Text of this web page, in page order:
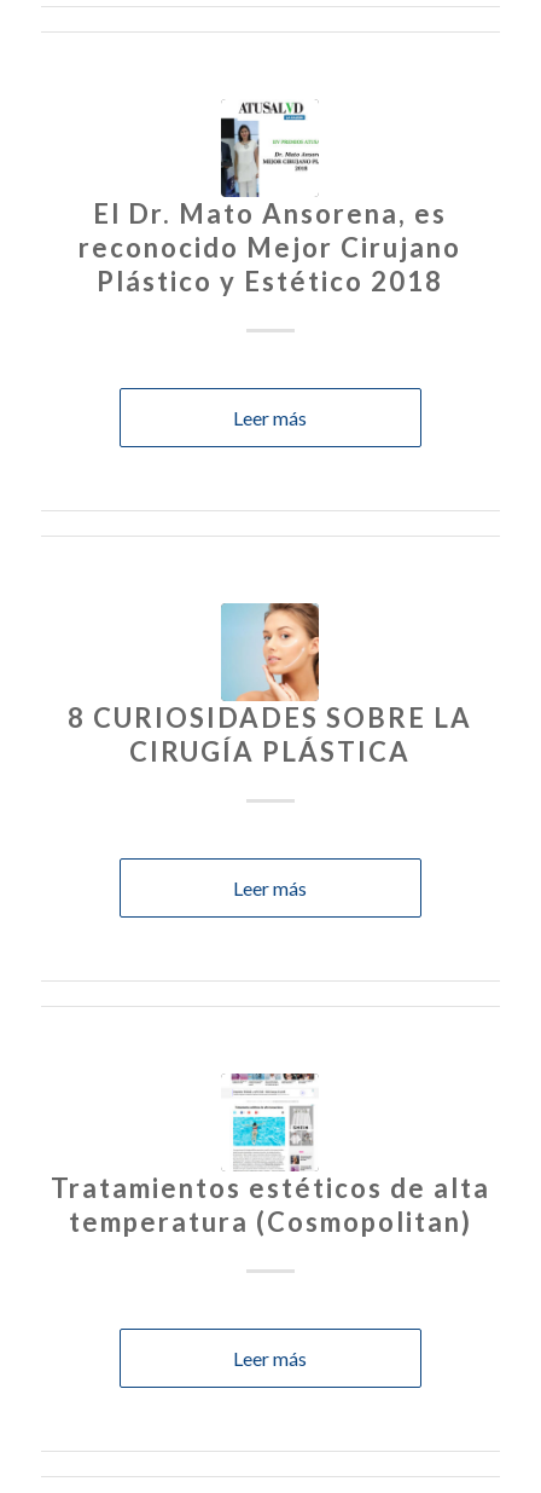
El Dr. Mato Ansorena, es
reconocido Mejor Cirujano
Plástico y Estético 2018
Leer más
8 CURIOSIDADES SOBRE LA
CIRUGÍA PLÁSTICA
Leer más
Tratamientos estéticos de alta
temperatura (Cosmopolitan)
Leer más